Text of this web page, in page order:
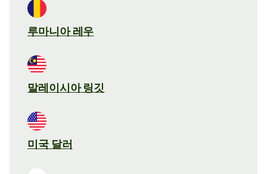
루마니아 레우
말레이시아 링깃
미국 달러